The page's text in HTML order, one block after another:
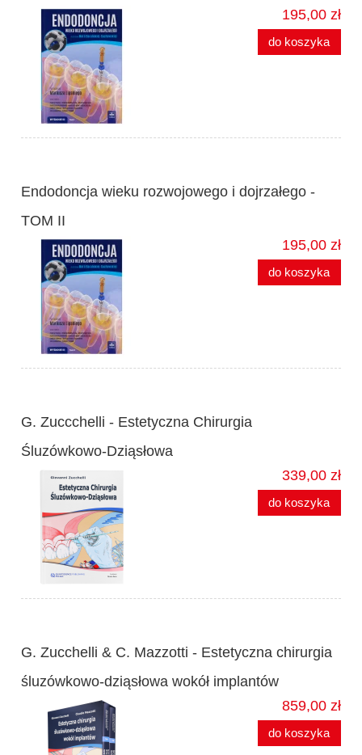
195,00 zł
do koszyka
Endodoncja wieku rozwojowego i dojrzałego -
TOM II
195,00 zł
do koszyka
G. Zuccchelli - Estetyczna Chirurgia
Śluzówkowo-Dziąsłowa
339,00 zł
do koszyka
G. Zucchelli & C. Mazzotti - Estetyczna chirurgia
śluzówkowo-dziąsłowa wokół implantów
859,00 zł
do koszyka